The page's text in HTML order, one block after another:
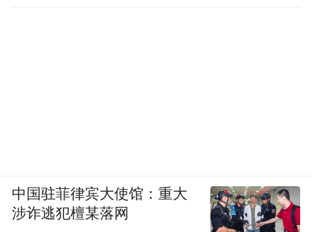
中国驻菲律宾大使馆：重大
涉诈逃犯檀某落网